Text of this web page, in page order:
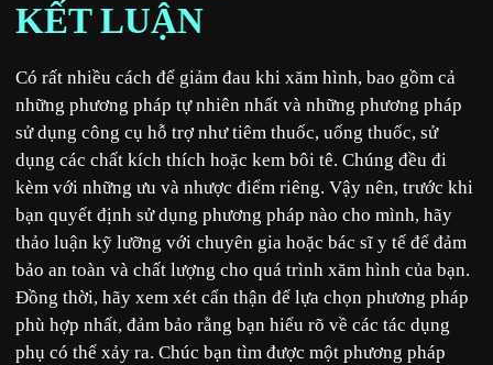
KẾT LUẬN
Có rất nhiều cách để giảm đau khi xăm hình, bao gồm cả
những phương pháp tự nhiên nhất và những phương pháp
sử dụng công cụ hỗ trợ như tiêm thuốc, uống thuốc, sử
dụng các chất kích thích hoặc kem bôi tê. Chúng đều đi
kèm với những ưu và nhược điểm riêng. Vậy nên, trước khi
bạn quyết định sử dụng phương pháp nào cho mình, hãy
thảo luận kỹ lưỡng với chuyên gia hoặc bác sĩ y tế để đảm
bảo an toàn và chất lượng cho quá trình xăm hình của bạn.
Đồng thời, hãy xem xét cẩn thận để lựa chọn phương pháp
phù hợp nhất, đảm bảo rằng bạn hiểu rõ về các tác dụng
phụ có thể xảy ra. Chúc bạn tìm được một phương pháp